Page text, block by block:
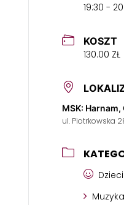
19:30 -
KOSZT
130.00 ZŁ
MSK:
ul. Piotrkowska
Dzieci
Muzyka